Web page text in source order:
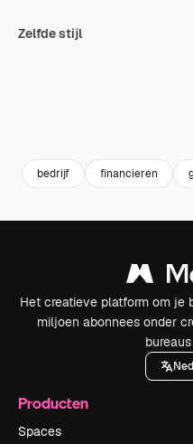
Zelfde stijl
bedrijf financieren
Het creatieve platform om je
miljoen abonnees onder
Producten
Spaces